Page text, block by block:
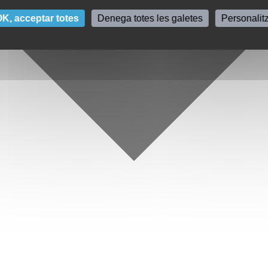
acceptar totes Denega totes les galetes